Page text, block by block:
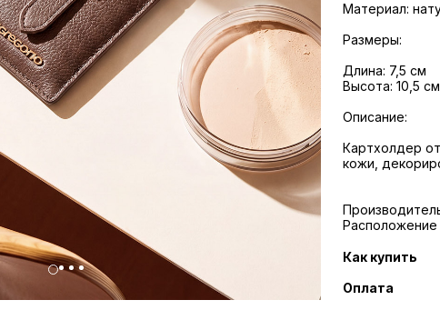
Материал:
Размеры:
Длина: 7,5 см
Высота: 10,5 см
Описание:
Картхолдер
кожи,
Расположение
Как купить
Оплата